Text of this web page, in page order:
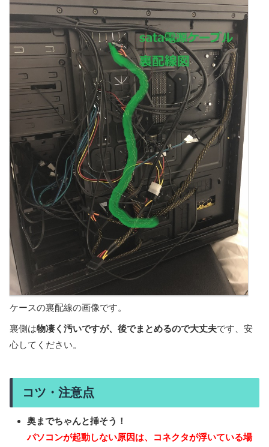
ケースの裏配線の画像です。
裏側は物凄く汚いですが、後でまとめるので大丈夫です、安
心してください。
コツ・注意点
奥までちゃんと挿そう！
パソコンが起動しない原因は、コネクタが浮いている場